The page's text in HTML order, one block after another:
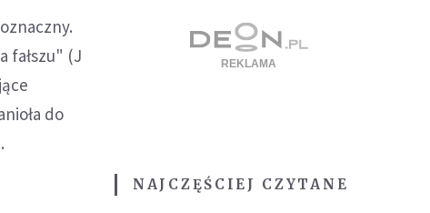
fałszu" (J
do
NAJCZĘŚCIEJ CZYTANE